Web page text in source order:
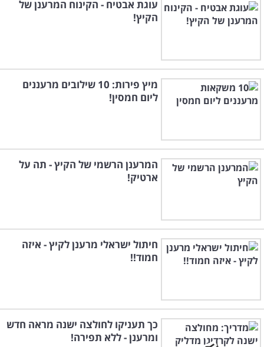
עוגת אבטיח - הקינוח המרענן של
הקיץ!
מיץ פירות: 10 שילובים מרעננים
ליום חמסין!
המרענן הרשמי של הקיץ - תה על
ארטיק!
חיתול ישראלי מרענן לקיץ - איזה
חמוד!!
כך תעניקו לחולצה ישנה מראה חדש
ומרענן - ללא תפירה!